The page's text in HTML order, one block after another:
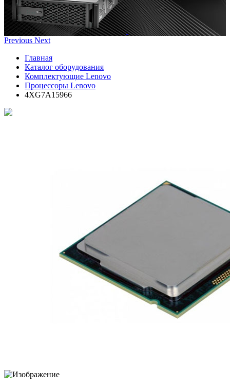
Previous Next
Главная
Каталог оборудования
Комплектующие Lenovo
Процессоры Lenovo
4XG7A15966